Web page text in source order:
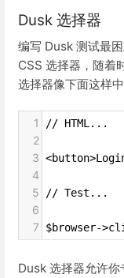
Dusk 选择器
编写 Dusk 测试最
CSS 选择器，随着
选择器像下面这样
1 // HTML...
2
3
4
5
// Test...
6
7
$browser-
Dusk 选择器允许